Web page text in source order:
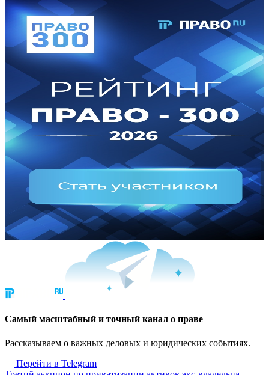
Cамый масштабный и точный канал о праве
Рассказываем о важных деловых и юридических событиях.
Перейти в Telegram